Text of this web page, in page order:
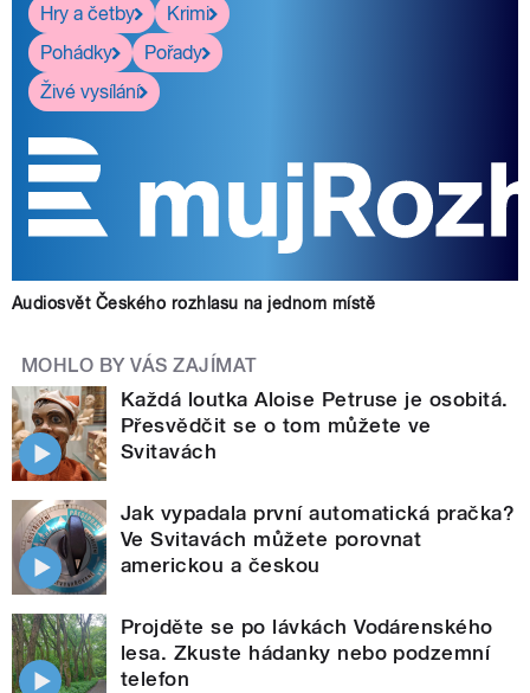
Hry a četby
Krimi
Pohádky
Pořady
Živé vysílání
Audiosvět Českého rozhlasu na jednom místě
MOHLO BY VÁS ZAJÍMAT
Každá loutka Aloise Petruse je osobitá.
Přesvědčit se o tom můžete ve
Svitavách
Jak vypadala první automatická pračka?
Ve Svitavách můžete porovnat
americkou a českou
Projděte se po lávkách Vodárenského
lesa. Zkuste hádanky nebo podzemní
telefon